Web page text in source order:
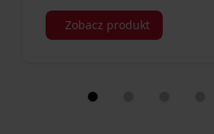
Zobacz produkt